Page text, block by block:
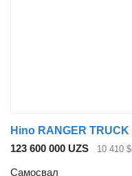
Hino RANGER TRUCK
123 600 000 UZS
10 410 $
Самосвал